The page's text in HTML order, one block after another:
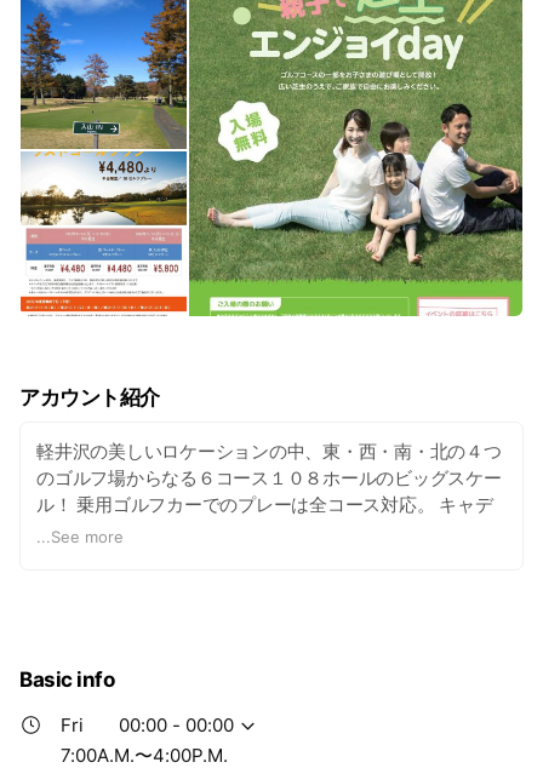
アカウント紹介
軽井沢の美しいロケーションの中、東・西・南・北の４つ
のゴルフ場からなる６コース１０８ホールのビッグスケー
ル！ 乗用ゴルフカーでのプレーは全コース対応。 キャデ
ィー付プレー、セルフプレーからもコースをお選びいただ
...See more
Basic info
Fri
00:00 - 00:00
7:00A.M.〜4:00P.M.